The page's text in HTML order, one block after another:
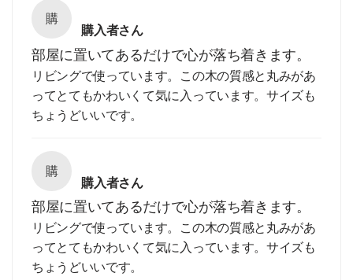
購
購入者さん
部屋に置いてあるだけで心が落ち着きます。
リビングで使っています。この木の質感と丸みがあ
ってとてもかわいくて気に入っています。サイズも
ちょうどいいです。
購
購入者さん
部屋に置いてあるだけで心が落ち着きます。
リビングで使っています。この木の質感と丸みがあ
ってとてもかわいくて気に入っています。サイズも
ちょうどいいです。